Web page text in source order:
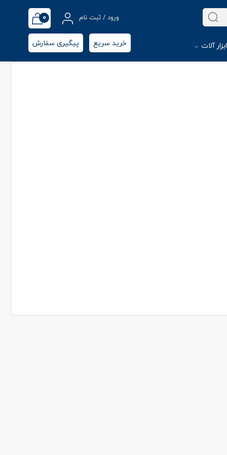
ورود / ثبت نام 0
ابزار آلات خرید سریع پیگیری سفارش